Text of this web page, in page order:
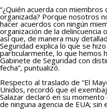
“¿Quién acuerda con miembros
organizada? Porque nosotros
hacer acuerdos con ningún
organización de la delincuencia
así que, de manera muy
Seguridad explica lo que se
particularmente, lo que hemos
Gabinete de Seguridad con
fecha”, puntualizó.
Respecto al traslado de “El
Unidos, recordó que el
Salazar declaró en su
de ninguna agencia de EUA;